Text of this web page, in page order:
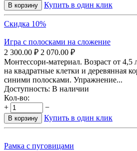
В корзину Купить в один клик
Скидка 10%
Игра с полосками на сложение
2 300.00 ₽ 2 070.00 ₽
Монтессори-материал. Возраст от 4,5
на квадратные клетки и деревянная
синими полосками. Упражнение...
Доступность: В наличии
Кол-во:
+
−
В корзину Купить в один клик
Рамка с пуговицами